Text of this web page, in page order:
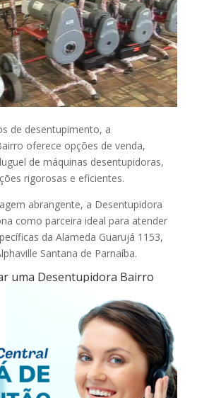
de desentupimento, a
oferece opções de venda,
de máquinas desentupidoras,
rigorosas e eficientes.
abrangente, a Desentupidora
como parceira ideal para atender
da Alameda Guarujá 1153,
Santana de Parnaíba.
uma Desentupidora Bairro